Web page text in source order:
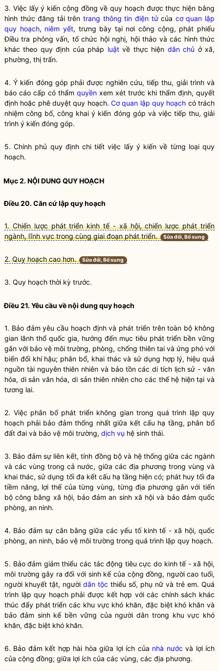
3. Việc lấy ý kiến cộng đồng về quy hoạch được thực hiện bằng
hình thức đăng tải trêntrang thông tin điện tửcủa cơ quan lập
quy hoạch, niêm yết, trưng bày tại nơi công cộng, phát phiếu
Điều tra phỏng vấn, tổ chức hội nghị, hội thảo và các hình thức
khác theo quy định của pháp luậtvề thực hiện dân chủ ở xã,
phường, thị trấn.
4. Ý kiến đóng góp phải được nghiên cứu, tiếp thu, giải trình và
báo cáo cấp có thẩm quyền xem xét trước khi thẩm định, quyết
định hoặc phê duyệt quy hoạch. Cơ quan lập quy hoạch có trách
nhiệm công bố, công khai ý kiến đóng góp và việc tiếp thu, giải
trình ý kiến đóng góp.
5. Chính phủ quy định chi tiết việc lấy ý kiến về từng loại quy
hoạch.
Mục 2. NỘI DUNG QUY HOẠCH
Điều 20. Căn cứlập quyhoạch
1. Chiến lược phát triển kinh tế - xã hội, chiến lược phát triển
ngành, lĩnh vực trong cùng giai đoạn phát triển.
Sửa đổi, Bổ sung
2. Quy hoạch cao hơn. Sửa đổi, Bổ sung
3. Quy hoạch thời kỳ trước.
Điều 21. Yêu cầu về nội dung quy hoạch
1. Bảo đảm yêu cầu hoạch định và phát triển trên toàn bộ không
gian lãnh thổ quốc gia, hướng đến mục tiêu phát triển bền vững
gắn với bảo vệ môi trường, phòng, chống thiên tai và ứng phó với
biến đổi khí hậu; phân bổ, khai thác và sử dụng hợp lý, hiệu quả
nguồn tài nguyênthiên nhiên và bảo tồn các di tích lịch sử - văn
hóa, di sản văn hóa, di sản thiên nhiên cho các thế hệ hiện tại và
tương lai.
2. Việc phân bố phát triển không gian trong quá trình lập quy
hoạch phải bảo đảm thống nhất giữa kết cấu hạ tầng, phân bổ
đất đai và bảo vệ môi trường, dịch vụ hệ sinh thái.
3. Bảo đảm sự liên kết, tính đồng bộ và hệ thống giữa các ngành
và các vùng trong cả nước, giữa các địa phương trong vùng và
khai thác, sử dụng tối đa kết cấu hạ tầng hiện có; phát huy tối đa
tiềm năng, lợi thế của từng vùng, từng địa phương gắn với tiến
bộ công bằng xã hội, bảo đảm an sinh xã hội và bảo đảm quốc
phòng, an ninh.
4. Bảo đảm sự cân bằng giữa các yếu tố kinh tế - xã hội, quốc
phòng, an ninh, bảo vệ môi trường trong quá trình lập quy hoạch.
5. Bảo đảm giảm thiểu các tác động tiêu cực do kinh tế - xã hội,
môi trường gây ra đối với sinh kế của cộng đồng, người cao tuổi,
người khuyết tật, người dân tộc thiểu số, phụ nữ và trẻ em. Quá
trình lập quy hoạch phải được kết hợp với các chính sách khác
thúc đẩy phát triển các khu vực khó khăn, đặc biệt khó khăn và
bảo đảm sinh kế bền vững của người dân trong khu vực khó
khăn, đặc biệt khó khăn.
6. Bảo đảm kết hợp hài hòa giữa lợi ích của nhà nước và lợi ích
của cộng đồng; giữa lợi ích của các vùng, các địa phương.